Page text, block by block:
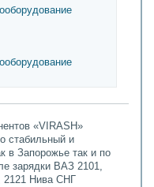
«VIRASH»
стабильный и
в Запорожье так и по
зарядки ВАЗ 2101,
Нива СНГ